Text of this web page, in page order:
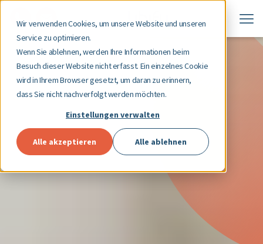
Wir verwenden Cookies, um unsere Website und unseren
Service zu optimieren.
Wenn Sie ablehnen, werden Ihre Informationen beim
Besuch dieser Website nicht erfasst. Ein einzelnes Cookie
wird in Ihrem Browser gesetzt, um daran zu erinnern,
dass Sie nicht nachverfolgt werden möchten.
Einstellungen verwalten
Alle akzeptieren Alle ablehnen